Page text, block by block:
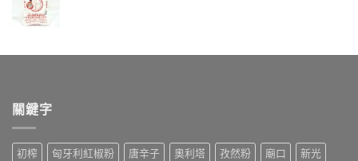
關鍵字
初榨 匈牙利紅椒粉 唐辛子 奧利塔 孜然粉 廟口
新光